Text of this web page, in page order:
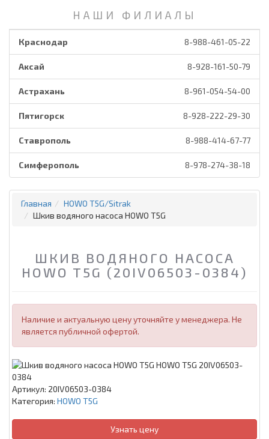
НАШИ ФИЛИАЛЫ
Краснодар 8-988-461-05-22
Аксай 8-928-161-50-79
Астрахань 8-961-054-54-00
Пятигорск 8-928-222-29-30
Ставрополь 8-988-414-67-77
Симферополь 8-978-274-38-18
Главная
HOWO T5G/Sitrak
Шкив водяного насоса HOWO T5G
ШКИВ ВОДЯНОГО НАСОСА
HOWO T5G (20IV06503-0384)
Наличие и актуальную цену уточняйте у менеджера. Не
является публичной офертой.
Артикул: 20IV06503-0384
Категория: HOWO T5G
Узнать цену